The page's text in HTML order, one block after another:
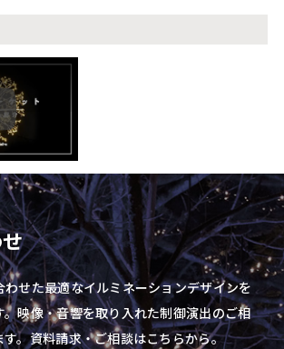
わせた最適なイルミネーションデザインを
。映像・音響を取り入れた制御演出のご相
。資料請求・ご相談はこちらから。